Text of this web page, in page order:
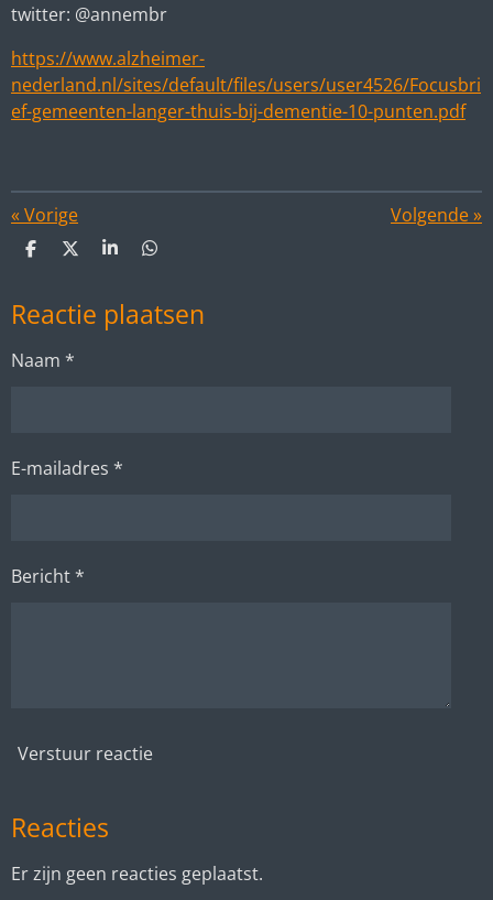
twitter: @annembr
https://www.alzheimer-
nederland.nl/sites/default/files/users/user4526/Focusbri
ef-gemeenten-langer-thuis-bij-dementie-10-punten.pdf
« Vorige Volgende»
D
e
n
D
l
S
r
e
D
e
n
Reactie plaatsen
Naam *
E-mailadres *
Bericht *
Verstuur reactie
Reacties
Er zijn geen reacties geplaatst.